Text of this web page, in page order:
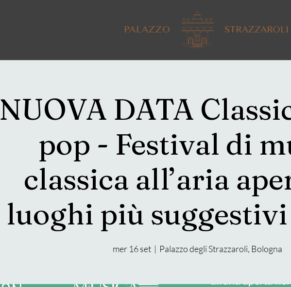
PALAZZO STRAZZAROLI
NUOVA DATA
pop - Festival di
classica all’aria
luoghi più suggestivi
mer 16 set
  |
Palazzo degli Strazzaroli, Bologna